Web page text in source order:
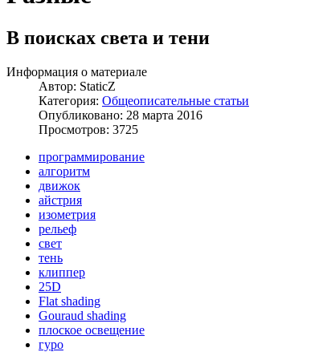
В поисках света и тени
Информация о материале
Автор: StaticZ
Категория: Общеописательные статьи
Опубликовано: 28 марта 2016
Просмотров: 3725
программирование
алгоритм
движок
айстрия
изометрия
рельеф
свет
тень
клиппер
25D
Flat shading
Gouraud shading
плоское освещение
гуро